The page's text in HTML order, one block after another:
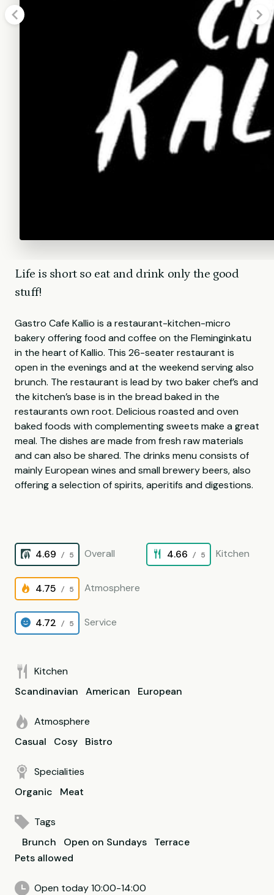
Life is short so eat and drink only the good
stuff!
Gastro Cafe Kallio is a restaurant-kitchen-micro
bakery offering food and coffee on the Fleminginkatu
in the heart of Kallio. This 26-seater restaurant is
open in the evenings and at the weekend serving also
brunch. The restaurant is lead by two baker chef’s and
the kitchen’s base is in the bread baked in the
restaurants own root. Delicious roasted and oven
baked foods with complementing sweets make a great
meal. The dishes are made from fresh raw materials
and can also be shared. The drinks menu consists of
mainly European wines and small brewery beers, also
offering a selection of spirits, aperitifs and digestions.
4.69 / 5 Overall 4.66 / 5 Kitchen
4.75 / 5 Atmosphere
4.72 / 5 Service
Kitchen
Scandinavian
American European
Atmosphere
Casual
Cosy Bistro
Specialities
Organic
Meat
Tags
Brunch
Open on Sundays
Terrace
Pets allowed
Open today 10:00-14:00